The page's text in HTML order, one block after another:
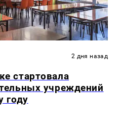
2 дня назад
стартовала
учреждений
году